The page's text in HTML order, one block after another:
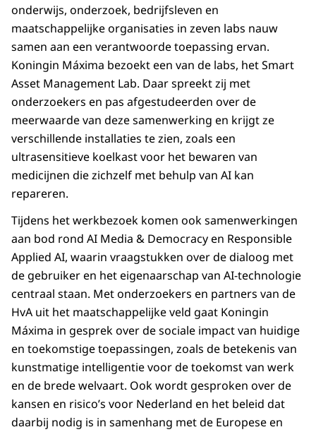
onderwijs, onderzoek, bedrijfsleven en
maatschappelijke organisaties in zeven labs nauw
samen aan een verantwoorde toepassing ervan.
Koningin Máxima bezoekt een van de labs, hetSmart
Asset Management Lab. Daar spreekt zij met
onderzoekers en pas afgestudeerden over de
meerwaarde van deze samenwerking en krijgt ze
verschillende installaties te zien, zoals een
ultrasensitieve koelkast voor het bewaren van
medicijnen die zichzelf met behulp van AI kan
repareren.
Tijdens het werkbezoek komen ook samenwerkingen
aan bod rond AI Media & Democracyen Responsible
Applied AI, waarin vraagstukken over de dialoog met
de gebruiker en het eigenaarschap van AI-technologie
centraal staan. Met onderzoekers en partners van de
HvA uit het maatschappelijke veld gaat Koningin
Máxima in gesprek over de sociale impact van huidige
en toekomstige toepassingen, zoals de betekenis van
kunstmatige intelligentie voor de toekomst van werk
en de brede welvaart. Ook wordt gesproken over de
kansen en risico’s voor Nederland en het beleid dat
daarbij nodig is in samenhang met de Europese en